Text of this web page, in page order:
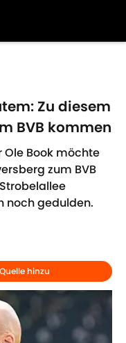
Zu diesem
BVB kommen
Book möchte
zum BVB
noch gedulden.
hinzu